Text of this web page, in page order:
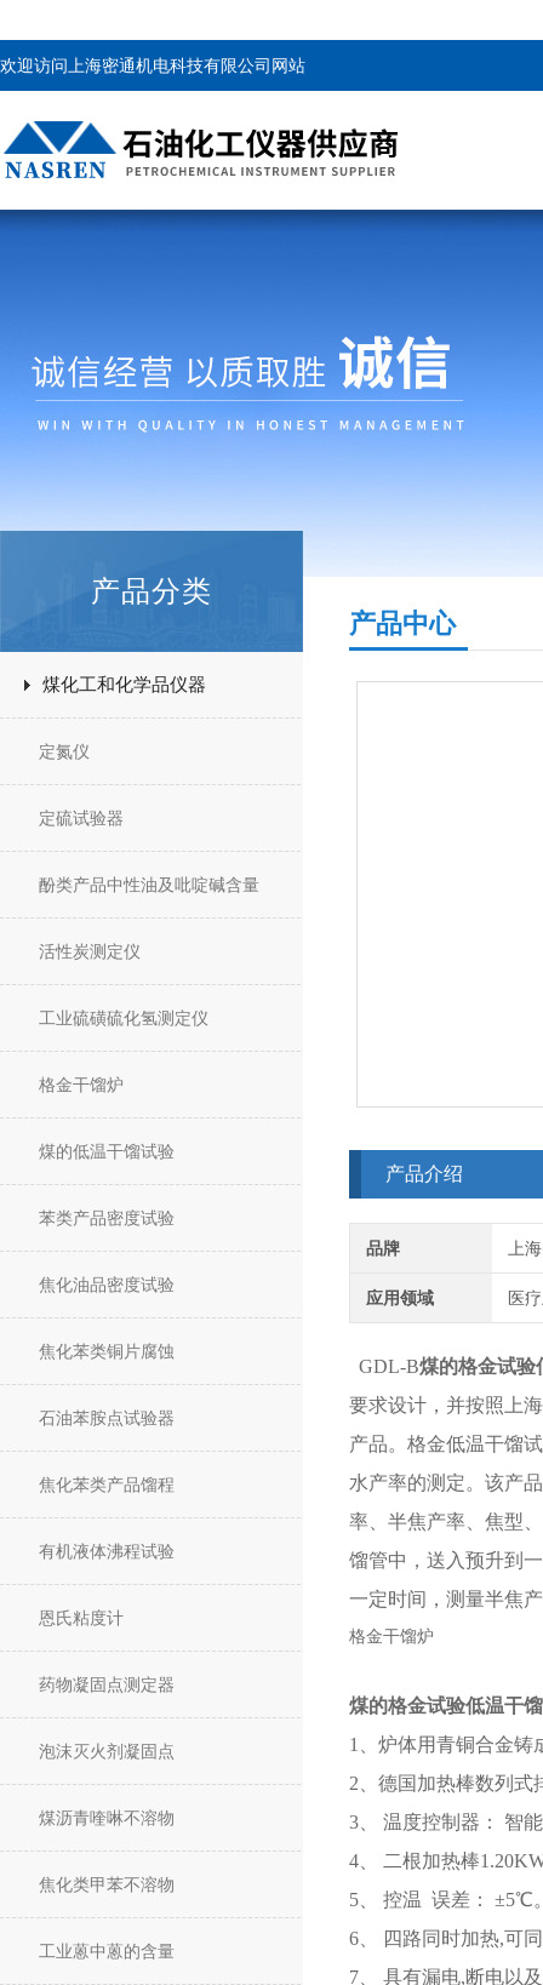
欢迎访问上海密通机电科技有限公司网站
产品分类
煤化工和化学品仪器
定氮仪
定硫试验器
酚类产品中性油及吡啶碱含量
活性炭测定仪
工业硫磺硫化氢测定仪
格金干馏炉
煤的低温干馏试验
苯类产品密度试验
焦化油品密度试验
焦化苯类铜片腐蚀
石油苯胺点试验器
焦化苯类产品馏程
有机液体沸程试验
恩氏粘度计
药物凝固点测定器
泡沫灭火剂凝固点
煤沥青喹啉不溶物
焦化类甲苯不溶物
工业蒽中蒽的含量
产品中心
产品介绍
品牌 上
应用领域 医
GDL-B煤的格金试验
要求设计，并按照上
产品。格金低温干馏
水产率的测定。该产
率、半焦产率、焦型
馏管中，送入预升到
一定时间，测量半焦
格金干馏炉
煤的格金试验低温干
1、炉体用青铜合金铸
2、德国加热棒数列
3、 温度控制器： 智
4、 二根加热棒
5、 控温 误差： ±5℃
6、 四路同时加热,可
7、 具有漏电,断电以